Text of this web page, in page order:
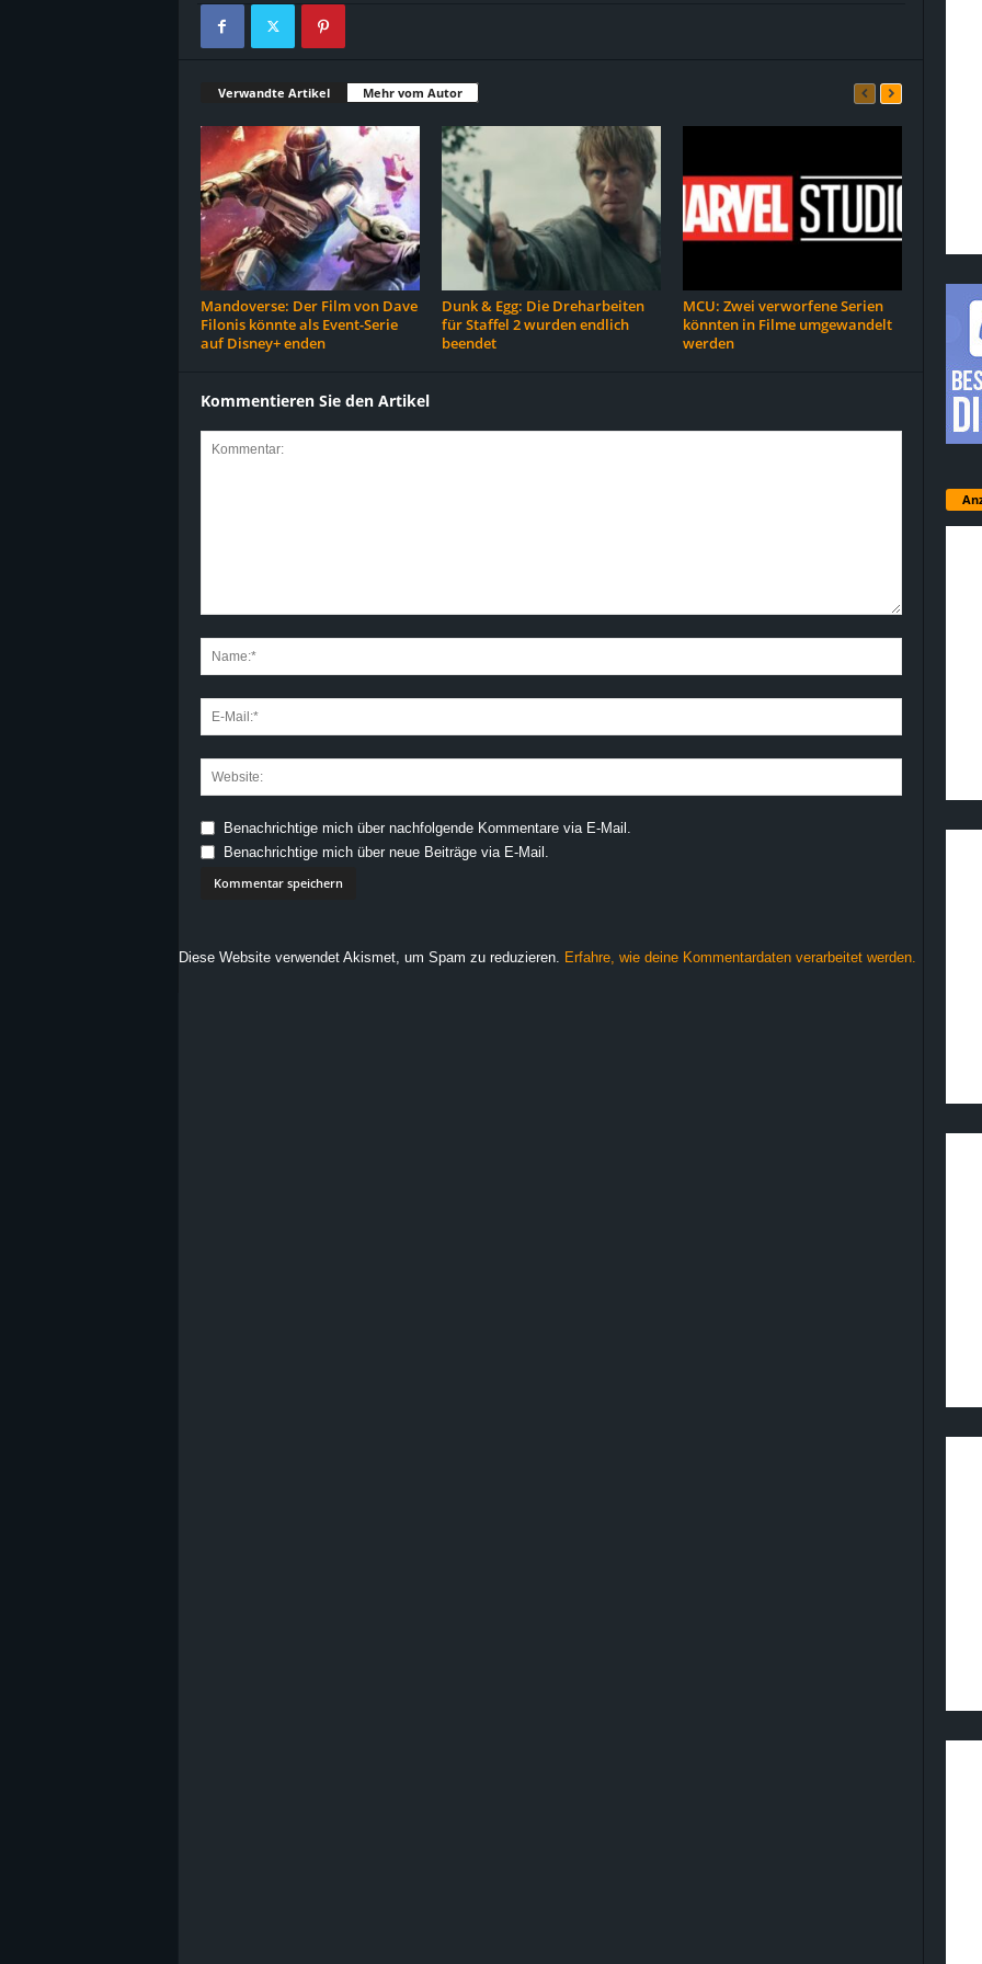
Verwandte Artikel Mehr vom Autor
Mandoverse: Der Film von Dave
Filonis könnte als Event-Serie
auf Disney+ enden
Dunk & Egg: Die Dreharbeiten
für Staffel 2 wurden endlich
beendet
MCU: Zwei verworfene Serien
könnten in Filme umgewandelt
werden
Kommentieren Sie den Artikel
Benachrichtige mich über nachfolgende Kommentare via E-Mail.
Benachrichtige mich über neue Beiträge via E-Mail.
Diese Website verwendet Akismet, um Spam zu reduzieren. Erfahre, wie deine Kommentardaten verarbeitet werden.